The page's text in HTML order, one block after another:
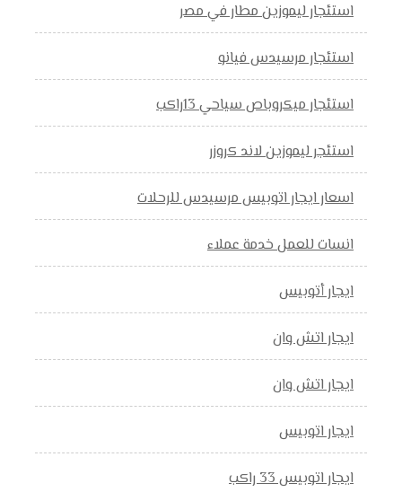
استئجار ليموزين مطار في مصر
استئجار مرسيدس فيانو
استئجار ميكروباص سياحي 13راكب
استئجر ليموزين لاند كروزر
اسعار ايجار اتوبيس مرسيدس للرحلات
انسات للعمل خدمة عملاء
ايجار أتوبيس
ايجار اتش وان
ايجار اتش وان
ايجار اتوبيس
ايجار اتوبيس 33 راكب